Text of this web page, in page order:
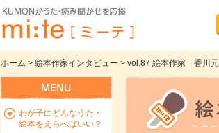
ホーム > 絵本作家インタビュー > vol.87 絵本作家 香川元
わが子にどんなうた・
絵本をえらべばいい？